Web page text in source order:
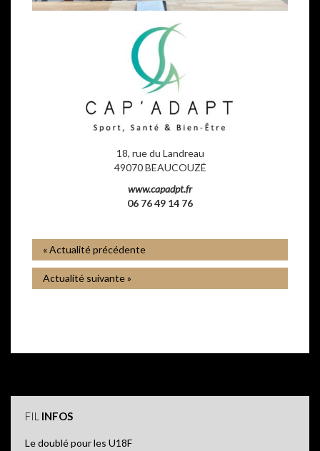
18, rue du Landreau
49070 BEAUCOUZÉ
www.capadpt.fr
06 76 49 14 76
« Actualité précédente
Actualité suivante »
FIL INFOS
Le doublé pour les U18F